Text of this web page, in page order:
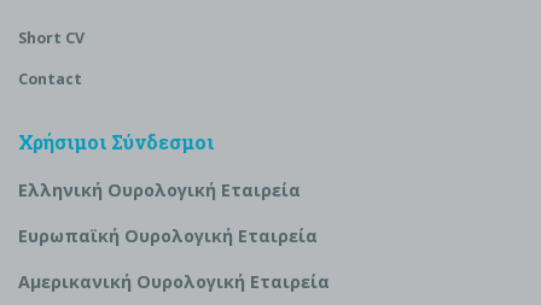
Short CV
Contact
Χρήσιμοι Σύνδεσμοι
Ελληνική Ουρολογική Εταιρεία
Ευρωπαϊκή Ουρολογική Εταιρεία
Αμερικανική Ουρολογική Εταιρεία